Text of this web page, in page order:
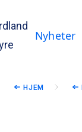
Nyheter
HJEM